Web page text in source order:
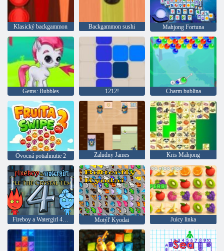
Klasický backgammon Backgammon sushi Mahjong Fortuna
Gems: Bubbles 1212! Charm bublina
Ovocná potiahnutie 2 Zaludny James Kris Mahjong
Fireboy a Watergirl 4: Crystal Temple Motýľ Kyodai Juicy linka